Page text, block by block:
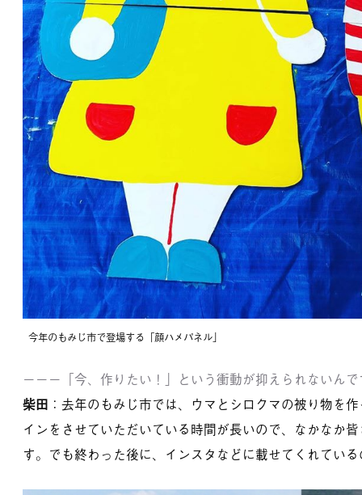
今年のもみじ市で登場する「顔ハメパネル」
－－－「今、作りたい！」という衝動が抑えられないん
柴田 ：去年のもみじ市では、ウマとシロクマの被り物を
インをさせていただいている時間が長いので、なかなか
す。でも終わった後に、インスタなどに載せてくれてい